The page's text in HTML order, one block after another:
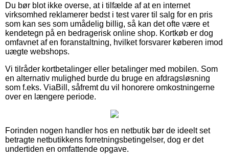
Du bør blot ikke overse, at i tilfælde af at en internet
virksomhed reklamerer bedst i test varer til salg for en pris
som kan ses som umådelig billig, så kan det ofte være et
kendetegn på en bedragerisk online shop. Kortkøb er dog
omfavnet af en foranstaltning, hvilket forsvarer køberen imod
uægte webshops.
Vi tilråder kortbetalinger eller betalinger med mobilen. Som
en alternativ mulighed burde du bruge en afdragsløsning
som f.eks. ViaBill, såfremt du vil honorere omkostningerne
over en længere periode.
Forinden nogen handler hos en netbutik bør de ideelt set
betragte netbutikkens forretningsbetingelser, dog er det
undertiden en omfattende opgave.